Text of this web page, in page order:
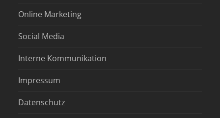
Online Marketing
Social Media
Interne Kommunikation
Impressum
Datenschutz